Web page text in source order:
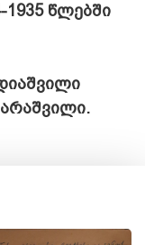
1935 წლებში